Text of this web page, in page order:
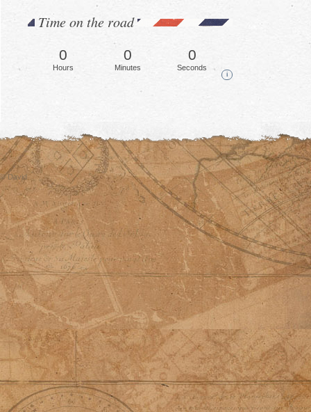
Time on the road
0
Hours
0
Minutes
0
Seconds
i
© David